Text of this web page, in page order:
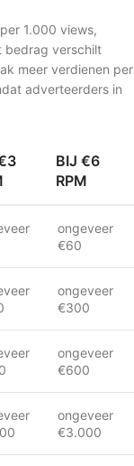
1.000 views,
bedrag verschilt
meer verdienen per
adverteerders in
BIJ €6
RPM
ongeveer
€60
ongeveer
€300
ongeveer
€600
ongeveer
€3.000